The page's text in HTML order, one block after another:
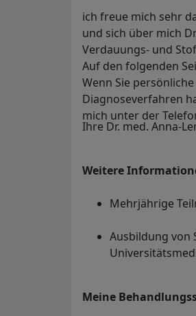
ich freue mich sehr
und sich über mich
Verdauungs- und
Auf den folgenden
Wenn Sie
Diagnoseverfahren
mich unter der
Ihre Dr. med. Anna-
Weitere
Mehrjährige
Ausbildung von
Meine